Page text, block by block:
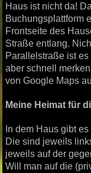
Haus ist nicht da!
Buchungsplattform
Frontseite des
Straße entlang.
Parallelstraße ist
aber schnell
von Google Maps
Meine Heimat für
In dem Haus gibt
Die sind jeweils
jeweils auf der
Will man auf die